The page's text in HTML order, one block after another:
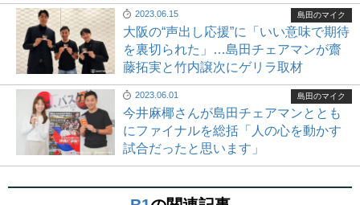
2023.06.15
大阪の“声出し応援”に「いい意味で期待
を裏切られた」…島田チェアマンが齋
藤拓実と竹内譲次にゲリラ取材
島田のマイク
2023.06.01
今井麻椰さんが島田チェアマンととも
にファイナルを総括「人の心を動かす
試合だったと思います」
島田のマイク